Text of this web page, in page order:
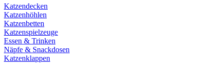
Katzendecken
Katzenhöhlen
Katzenbetten
Katzenspielzeuge
Essen & Trinken
Näpfe & Snackdosen
Katzenklappen